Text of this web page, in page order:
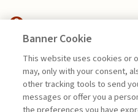
EDITORIALI
IL
Banner Cookie
This website uses cookies or
may, only with your consent,
other tracking tools to send
messages or offer you a